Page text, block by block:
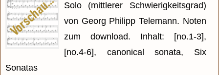
Solo (mittlerer Schwierigkeitsgrad)
von Georg Philipp Telemann. Noten
zum download. Inhalt: [no.1-3],
[no.4-6], canonical sonata, Six
Sonatas